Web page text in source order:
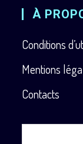
À
Conditions
Mentions
Contacts